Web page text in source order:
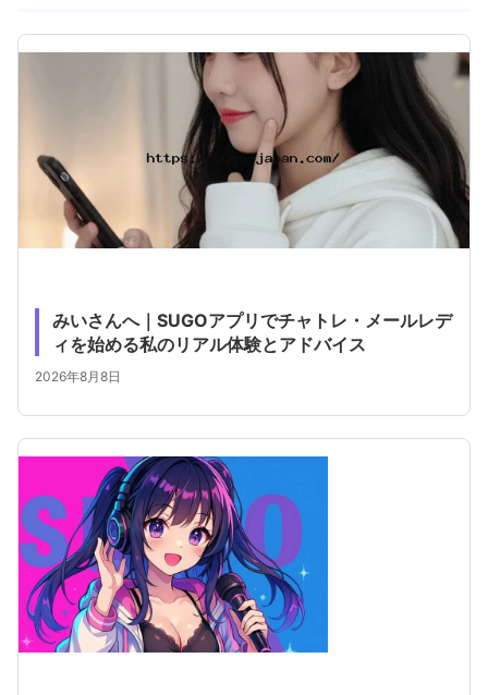
みいさんへ｜SUGOアプリでチャトレ・メールレデ
ィを始める私のリアル体験とアドバイス
2026年8月8日